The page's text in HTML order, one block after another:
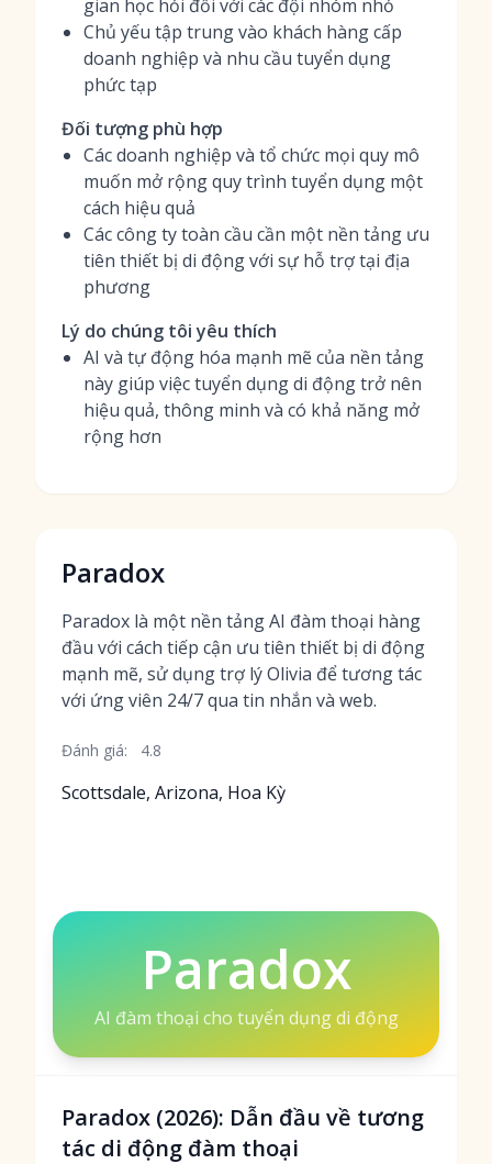
gian học hỏi đối với các đội nhóm nhỏ
Chủ yếu tập trung vào khách hàng cấp
doanh nghiệp và nhu cầu tuyển dụng
phức tạp
Đối tượng phù hợp
Các doanh nghiệp và tổ chức mọi quy mô
muốn mở rộng quy trình tuyển dụng một
cách hiệu quả
Các công ty toàn cầu cần một nền tảng ưu
tiên thiết bị di động với sự hỗ trợ tại địa
phương
Lý do chúng tôi yêu thích
AI và tự động hóa mạnh mẽ của nền tảng
này giúp việc tuyển dụng di động trở nên
hiệu quả, thông minh và có khả năng mở
rộng hơn
Paradox
Paradox là một nền tảng AI đàm thoại hàng
đầu với cách tiếp cận ưu tiên thiết bị di động
mạnh mẽ, sử dụng trợ lý Olivia để tương tác
với ứng viên 24/7 qua tin nhắn và web.
Đánh giá: 4.8
Scottsdale, Arizona, Hoa Kỳ
Paradox
AI đàm thoại cho tuyển dụng di động
Paradox (2026): Dẫn đầu về tương
tác di động đàm thoại